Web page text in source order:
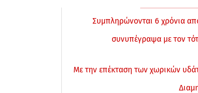
Συμπληρώνονται 6 χρόνια
συνυπέγραψα με τον
Με την επέκταση των χωρικών